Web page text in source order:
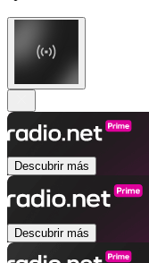
Descubrir más
Descubrir más